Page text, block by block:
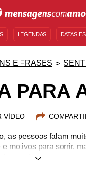
LEGENDAS DATAS
E FRASES
PARA
VÍDEO
as pessoas falam
motivos para sorrir,
Assim,
que você conhece